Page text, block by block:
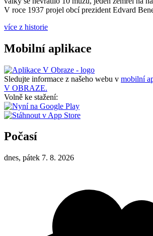
V roce 1937 projel obcí prezident Edvard
více z historie
Mobilní aplikace
Sledujte informace z našeho webu v mobilní
V OBRAZE.
Volně ke stažení:
Počasí
dnes, pátek 7. 8. 2026